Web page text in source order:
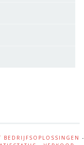
BEDRIJFSOPLOSSINGEN -